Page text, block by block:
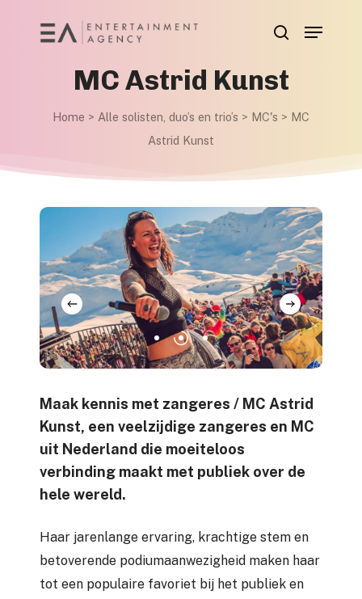
Menu
MC Astrid Kunst
Home > Alle solisten, duo’s en trio’s > MC's > MC
Astrid Kunst
Maak kennis met zangeres / MC Astrid
Kunst, een veelzijdige zangeres en MC
uit Nederland die moeiteloos
verbinding maakt met publiek over de
hele wereld.
Haar jarenlange ervaring, krachtige stem en
betoverende podiumaanwezigheid maken haar
tot een populaire favoriet bij het publiek en